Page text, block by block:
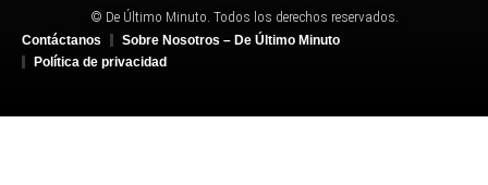
© De Último Minuto. Todos los derechos reservados.
Contáctanos
Sobre Nosotros – De Último Minuto
Política de privacidad